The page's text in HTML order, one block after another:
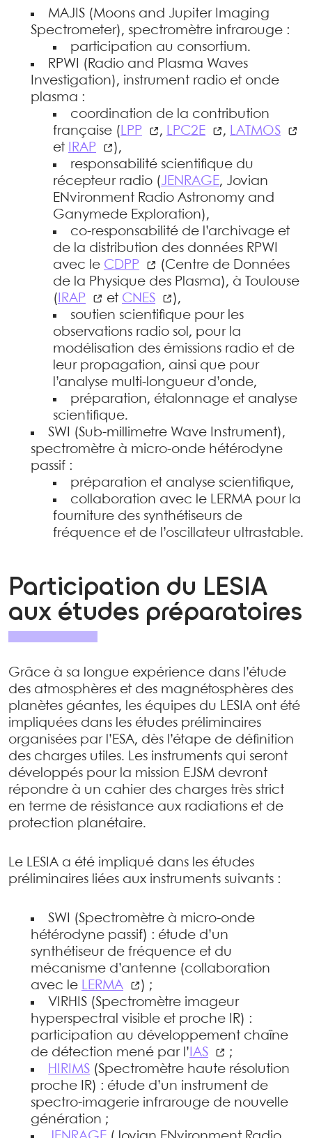
MAJIS (Moons and Jupiter Imaging
Spectrometer), spectromètre infrarouge :
participation au consortium.
RPWI (Radio and Plasma Waves
Investigation), instrument radio et onde
plasma :
coordination de la contribution
française ( LPP , LPC2E , LATMOS
et
IRAP
),
responsabilité scientifique du
récepteur radio (JENRAGE, Jovian
ENvironment Radio Astronomy and
Ganymede Exploration),
co-responsabilité de l’archivage et
de la distribution des données RPWI
avec le CDPP
(Centre de Données
de la Physique des Plasma), à Toulouse
( IRAP et CNES
),
soutien scientifique pour les
observations radio sol, pour la
modélisation des émissions radio et de
leur propagation, ainsi que pour
l’analyse multi-longueur d’onde,
préparation, étalonnage et analyse
scientifique.
SWI (Sub-millimetre Wave Instrument),
spectromètre à micro-onde hétérodyne
passif :
préparation et analyse scientifique,
collaboration avec le LERMA pour la
fourniture des synthétiseurs de
fréquence et de l’oscillateur ultrastable.
Participation du LESIA
aux études préparatoires
Grâce à sa longue expérience dans l’étude
des atmosphères et des magnétosphères des
planètes géantes, les équipes du LESIA ont été
impliquées dans les études préliminaires
organisées par l’ESA, dès l’étape de définition
des charges utiles. Les instruments qui seront
développés pour la mission EJSM devront
répondre à un cahier des charges très strict
en terme de résistance aux radiations et de
protection planétaire.
Le LESIA a été impliqué dans les études
préliminaires liées aux instruments suivants :
SWI (Spectromètre à micro-onde
hétérodyne passif) : étude d’un
synthétiseur de fréquence et du
mécanisme d’antenne (collaboration
avec le LERMA
) ;
VIRHIS (Spectromètre imageur
hyperspectral visible et proche IR) :
participation au développement chaîne
de détection mené par l’ IAS
;
HIRIMS (Spectromètre haute résolution
proche IR) : étude d’un instrument de
spectro-imagerie infrarouge de nouvelle
génération ;